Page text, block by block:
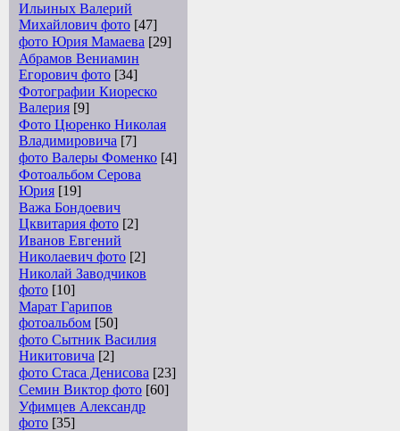
Ильиных Валерий
Михайлович фото [47]
фото Юрия Мамаева [29]
Абрамов Вениамин
Егорович фото [34]
Фотографии Киореско
Валерия [9]
Фото Цюренко Николая
Владимировича [7]
фото Валеры Фоменко [4]
Фотоальбом Серова
Юрия [19]
Важа Бондоевич
Цквитария фото [2]
Иванов Евгений
Николаевич фото [2]
Николай Заводчиков
фото [10]
Марат Гарипов
фотоальбом [50]
фото Сытник Василия
Никитовича [2]
фото Стаса Денисова [23]
Семин Виктор фото [60]
Уфимцев Александр
фото [35]